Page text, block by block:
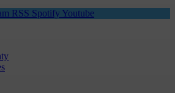
RSS Spotify Youtube